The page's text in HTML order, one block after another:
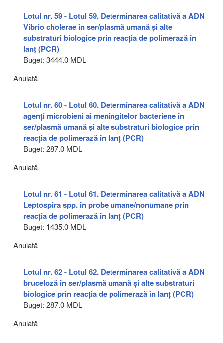
Lotul nr. 59 - Lotul 59. Determinarea calitativă a ADN
Vibrio cholerae în ser/plasmă umană și alte
substraturi biologice prin reacția de polimerază în
lanț (PCR)
Buget: 3444.0 MDL
Anulată
Lotul nr. 60 - Lotul 60. Determinarea calitativă a ADN
agenți microbieni ai meningitelor bacteriene în
ser/plasmă umană și alte substraturi biologice prin
reacția de polimerază în lanț (PCR)
Buget: 287.0 MDL
Anulată
Lotul nr. 61 - Lotul 61. Determinarea calitativă a ADN
Leptospira spp. în probe umane/nonumane prin
reacția de polimerază în lanț (PCR)
Buget: 1435.0 MDL
Anulată
Lotul nr. 62 - Lotul 62. Determinarea calitativă a ADN
bruceloză în ser/plasmă umană și alte substraturi
biologice prin reacția de polimerază în lanț (PCR)
Buget: 287.0 MDL
Anulată